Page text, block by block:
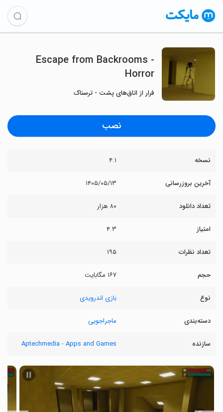
Escape from Backrooms -
Horror
فرار از اتاق‌های پشت - ترسناک
نصب
نسخه ۴.۱
آخرین بروزرسانی ۱۴۰۵/۰۵/۱۳
تعداد دانلود ۸۰ هزار
امتیاز ۴.۳
تعداد نظرات ۱۹۵
حجم ۱۶۷ مگابایت
نوع بازی اندرویدی
دسته‌بندی ماجراجویی
سازنده Aptechmedia - Apps and Games